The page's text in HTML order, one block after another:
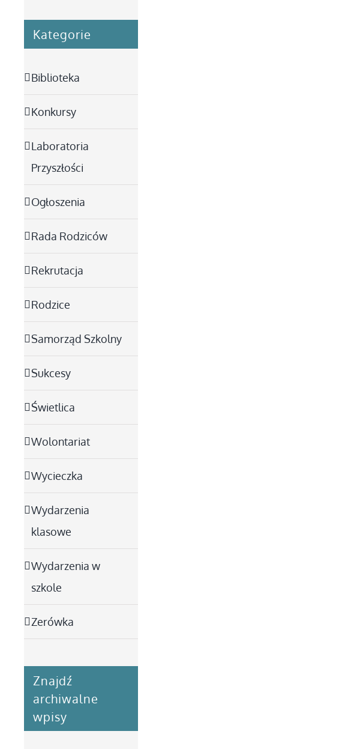
Kategorie
Biblioteka
Konkursy
Laboratoria
Przyszłości
Ogłoszenia
Rada Rodziców
Rekrutacja
Rodzice
Samorząd Szkolny
Sukcesy
Świetlica
Wolontariat
Wycieczka
Wydarzenia
klasowe
Wydarzenia w
szkole
Zerówka
Znajdź
archiwalne
wpisy